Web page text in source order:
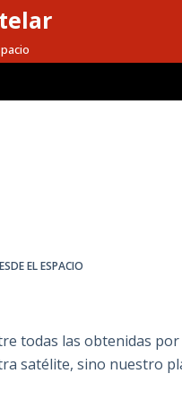
EL ESPACIO
todas las obtenidas
satélite, sino nuestro